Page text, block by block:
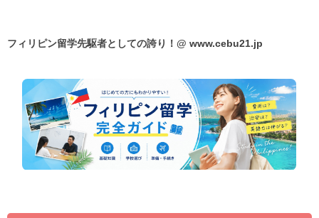
フィリピン留学先駆者としての誇り！@ www.cebu21.jp